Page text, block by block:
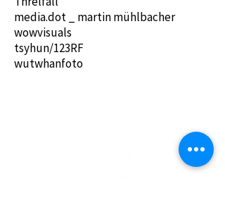
media.dot _ martin mühlbacher
wowvisuals
tsyhun/123RF
wutwhanfoto